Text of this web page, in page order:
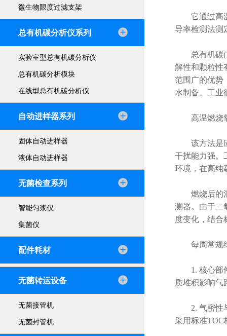
微生物限度过滤支架
总有机碳分析仪系列
实验室型总有机碳分析仪
总有机碳分析模块
在线型总有机碳分析仪
自动进样器系列
固体自动进样器
液体自动进样器
无菌检查系列
智能匀浆仪
集菌仪
配件耗材
无菌转运设备
无菌接管机
无菌封管机
它通过高温
导率检测法测
总有机碳
解性和颗粒性
范围广的优势
水制备、工业
高温燃烧
该方法是应
干扰能力强。
环境，在高纯
燃烧后的混
测器。由于二
度变化，结合
每周常规
1. 核心部件
质堆积影响气
2. 气密性与
采用标准TOC